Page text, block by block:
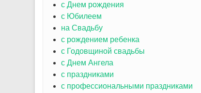
с Днем рождения
с Юбилеем
на Свадьбу
с рождением ребенка
с Годовщиной свадьбы
с Днем Ангела
с праздниками
с профессиональными праздниками